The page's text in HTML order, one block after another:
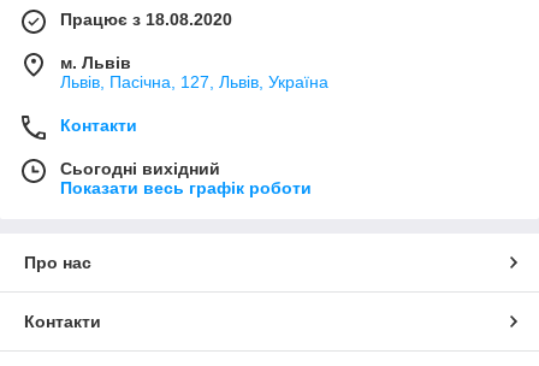
Працює з 18.08.2020
м. Львів
Львів, Пасічна, 127, Львів, Україна
Контакти
Сьогодні вихідний
Показати весь графік роботи
Про нас
Контакти